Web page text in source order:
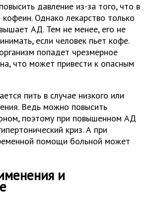
давление из-за того, что в
кофеин. Однако лекарство только
АД. Тем не менее, его не
если человек пьет кофе.
попадет чрезмерное
что может привести к опасным
пить в случае низкого или
Ведь можно повысить
поэтому при повышенном АД
криз. А при
помощи больной может
и